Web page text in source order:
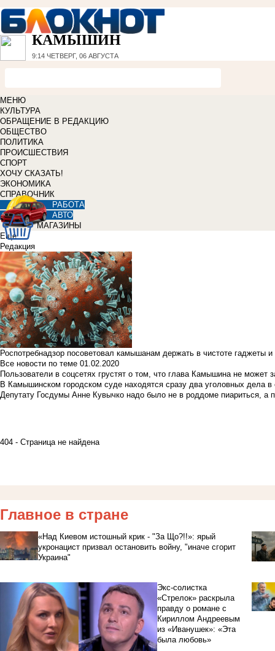
КАМЫШИН
9:14 ЧЕТВЕРГ, 06 АВГУСТА
МЕНЮ
КУЛЬТУРА
ОБРАЩЕНИЕ В РЕДАКЦИЮ
ОБЩЕСТВО
ПОЛИТИКА
ПРОИСШЕСТВИЯ
СПОРТ
ХОЧУ СКАЗАТЬ!
ЭКОНОМИКА
СПРАВОЧНИК
РАБОТА
АВТО
МАГАЗИНЫ
Еще
Редакция
Роспотребнадзор посоветовал камышанам держать в чистоте гаджеты
Все новости по теме 01.02.2020
Пользователи в соцсетях грустят о том, что глава Камышина не может
В Камышинском городском суде находятся сразу два уголовных дела
Депутату Госдумы Анне Кувычко надо было не в роддоме пиариться, а
404 - Страница не найдена
Главное в стране
«Над Киевом истошный крик - "За Що?!!»: ярый
укронацист призвал остановить войну, "иначе сгорит
Украина"
Экс-солистка
«Стрелок» раскрыла
правду о романе с
Кириллом Андреевым
из «Иванушек»: «Эта
была любовь»